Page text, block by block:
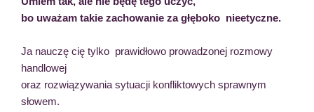
bo uważam takie zachowanie za głęboko nieetyczne.
Ja nauczę cię tylko prawidłowo prowadzonej rozmowy
handlowej
oraz rozwiązywania sytuacji konfliktowych sprawnym
słowem.